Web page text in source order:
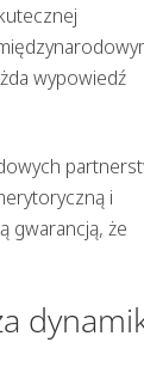
wypowiedź
i
gwarancją, że